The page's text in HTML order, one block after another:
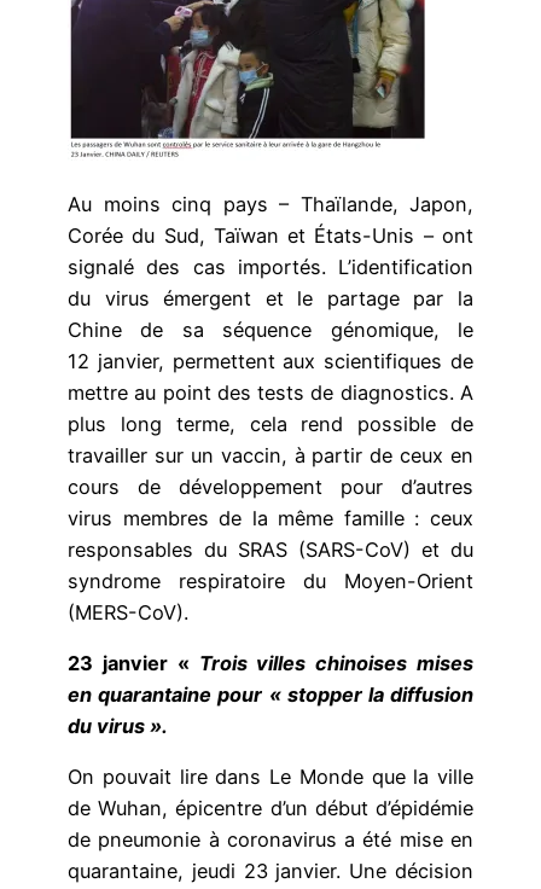
Au moins cinq pays – Thaïlande, Japon,
Corée du Sud, Taïwan et États-Unis – ont
signalé des cas importés. L’identification
du virus émergent et le partage par la
Chine de sa séquence génomique, le
12 janvier, permettent aux scientifiques de
mettre au point des tests de diagnostics. A
plus long terme, cela rend possible de
travailler sur un vaccin, à partir de ceux en
cours de développement pour d’autres
virus membres de la même famille : ceux
responsables du SRAS (SARS-CoV) et du
syndrome respiratoire du Moyen-Orient
(MERS-CoV).
23 janvier « Trois villes chinoises mises
en quarantaine pour « stopper la diffusion
du virus ».
On pouvait lire dans Le Monde que la ville
de Wuhan, épicentre d’un début d’épidémie
de pneumonie à coronavirus a été mise en
quarantaine, jeudi 23 janvier. Une décision